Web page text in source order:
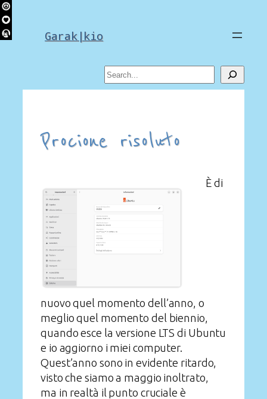
Skip
to
content Garak|kio
Search
Procione risoluto
È di
nuovo quel momento dell’anno, o
meglio quel momento del biennio,
quando esce la versione LTS di Ubuntu
e io aggiorno i miei computer.
Quest’anno sono in evidente ritardo,
visto che siamo a maggio inoltrato,
ma in realtà il punto cruciale è